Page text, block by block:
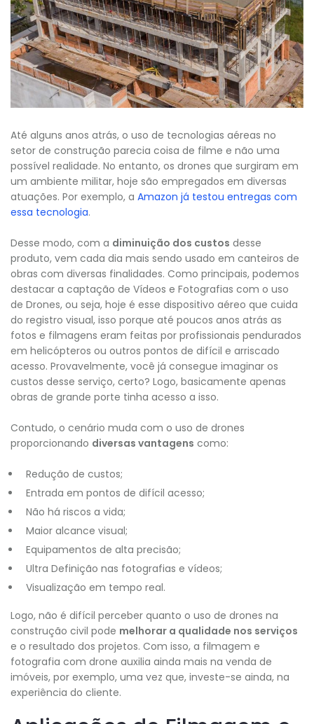
Até alguns anos atrás, o uso de tecnologias aéreas no
setor de construção parecia coisa de filme e não uma
possível realidade. No entanto, os drones que surgiram em
um ambiente militar, hoje são empregados em diversas
atuações. Por exemplo, a Amazon já testou entregas com
essa tecnologia.
Desse modo, com a diminuição dos custos desse
produto, vem cada dia mais sendo usado em canteiros de
obras com diversas finalidades. Como principais, podemos
destacar a captação de Vídeos e Fotografias com o uso
de Drones, ou seja, hoje é esse dispositivo aéreo que cuida
do registro visual, isso porque até poucos anos atrás as
fotos e filmagens eram feitas por profissionais pendurados
em helicópteros ou outros pontos de difícil e arriscado
acesso. Provavelmente, você já consegue imaginar os
custos desse serviço, certo? Logo, basicamente apenas
obras de grande porte tinha acesso a isso.
Contudo, o cenário muda com o uso de drones
proporcionando diversas vantagens como:
Redução de custos;
Entrada em pontos de difícil acesso;
Não há riscos a vida;
Maior alcance visual;
Equipamentos de alta precisão;
Ultra Definição nas fotografias e vídeos;
Visualização em tempo real.
Logo, não é difícil perceber quanto o uso de drones na
construção civil pode melhorar a qualidade nos serviços
e o resultado dos projetos. Com isso, a filmagem e
fotografia com drone auxilia ainda mais na venda de
imóveis, por exemplo, uma vez que, investe-se ainda, na
experiência do cliente.